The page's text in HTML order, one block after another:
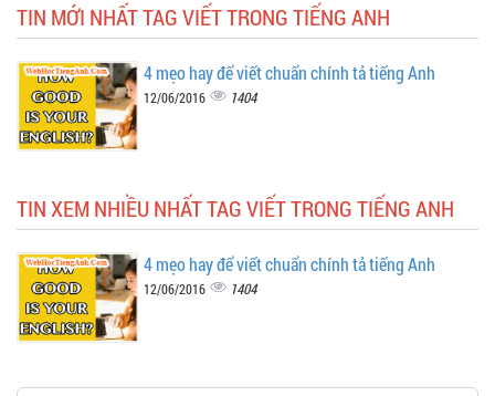
TIN MỚI NHẤT TAG VIẾT TRONG TIẾNG ANH
4 mẹo hay để viết chuẩn chính tả tiếng Anh
12/06/2016 1404
TIN XEM NHIỀU NHẤT TAG VIẾT TRONG TIẾNG ANH
4 mẹo hay để viết chuẩn chính tả tiếng Anh
12/06/2016 1404